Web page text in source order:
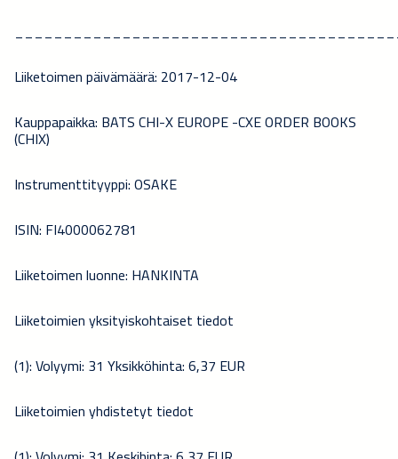
Liiketoimen päivämäärä: 2017-12-04
Kauppapaikka: BATS CHI-X EUROPE -CXE ORDER BOOKS
(CHIX)
Instrumenttityyppi: OSAKE
ISIN: FI4000062781
Liiketoimen luonne: HANKINTA
Liiketoimien yksityiskohtaiset tiedot
(1): Volyymi: 31 Yksikköhinta: 6,37 EUR
Liiketoimien yhdistetyt tiedot